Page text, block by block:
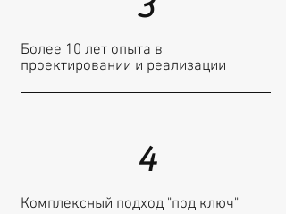
Более 10 лет опыта в
проектировании и реализации
4
Комплексный подход "под ключ"